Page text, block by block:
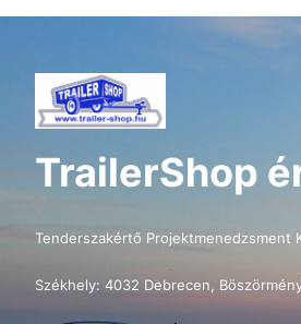
TrailerShop
Tenderszakértő Projektmenedzsment
Székhely: 4032 Debrecen,